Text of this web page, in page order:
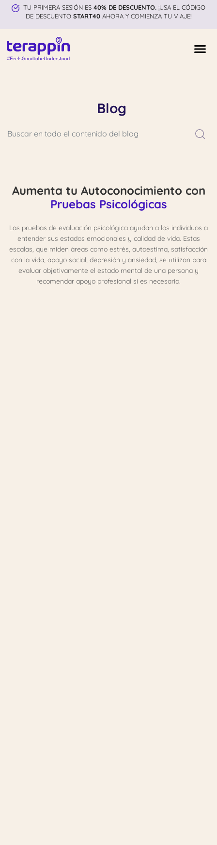
TU PRIMERA SESIÓN ES 40% DE DESCUENTO. ¡USA EL CÓDIGO
DE DESCUENTO START40 AHORA Y COMIENZA TU VIAJE!
Blog
Aumenta tu Autoconocimiento con
Pruebas Psicológicas
Las pruebas de evaluación psicológica ayudan a los individuos a
entender sus estados emocionales y calidad de vida. Estas
escalas, que miden áreas como estrés, autoestima, satisfacción
con la vida, apoyo social, depresión y ansiedad, se utilizan para
evaluar objetivamente el estado mental de una persona y
recomendar apoyo profesional si es necesario.